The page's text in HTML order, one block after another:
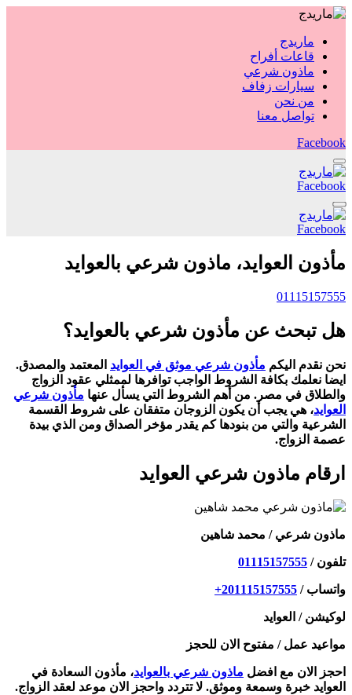
ماريدج
قاعات أفراح
ماذون شرعي
سيارات زفاف
من نحن
تواصل معنا
Facebook
Facebook
Facebook
مأذون العوايد، ماذون شرعي بالعوايد
01115157555
هل تبحث عن مأذون شرعي بالعوايد؟
نحن نقدم اليكم مأذون شرعي موثق في العوايد المعتمد والمصدق.
ايضا نعلمك بكافة الشروط الواجب توافرها لممثلي عقود الزواج
والطلاق في مصر. من أهم الشروط التي يسأل عنها مأذون شرعي
العوايد، هي يجب أن يكون الزوجان متفقان على شروط القسمة
الشرعية والتي من بنودها كم يقدر مؤخر الصداق ومن الذي بيدة
عصمة الزواج.
ارقام ماذون شرعي العوايد
ماذون شرعي / محمد شاهين
تلفون / ⁦ 01115157555
واتساب / ⁦ +201115157555
لوكيشن / العوايد
مواعيد عمل / مفتوح الان للحجز
احجز الان مع افضل ماذون شرعي بالعوايد، مأذون السعادة في
العوايد خبرة وسمعة وموثق. لا تتردد واحجز الان موعد لعقد الزواج.